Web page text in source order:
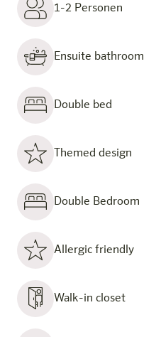
1-2 Personen
Ensuite bathroom
Double bed
Themed design
Double Bedroom
Allergic friendly
Walk-in closet